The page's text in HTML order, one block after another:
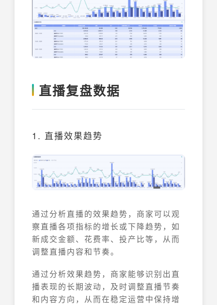
直播复盘数据
1. 直播效果趋势
通过分析直播的效果趋势，商家可以观
察直播各项指标的增长或下降趋势，如
新成交金额、花费率、投产比等，从而
调整直播内容和节奏。
通过分析效果趋势，商家能够识别出直
播表现的长期波动，及时调整直播节奏
和内容方向，从而在稳定运营中保持增